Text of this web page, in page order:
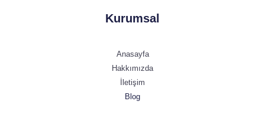
Kurumsal
Anasayfa
Hakkımızda
İletişim
Blog